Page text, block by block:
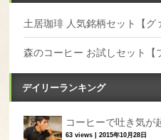
土居珈琲 人気銘柄セット【グ
森のコーヒー お試しセット【
デイリーランキング
コーヒーで吐き気が
63 views |2015年10月28日